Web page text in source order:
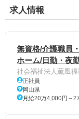
求人情報
無資格/介護職員
ホーム/日勤・夜
社会福祉法人薫風
正社員
岡山県
月給20万4,000円～